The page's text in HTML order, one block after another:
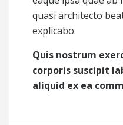
quasi architecto
explicabo.
Quis nostrum
corporis suscipit
aliquid ex ea